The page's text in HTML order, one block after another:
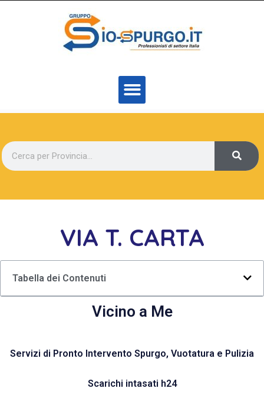
VIA T. CARTA
Tabella dei Contenuti
Vicino a Me
Servizi di Pronto Intervento Spurgo, Vuotatura e Pulizia
Scarichi intasati h24